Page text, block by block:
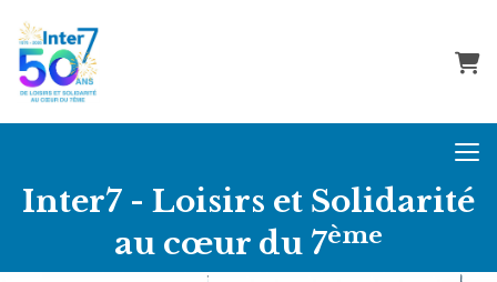
Inter7 - Loisirs et Solidarité
au cœur du 7ème